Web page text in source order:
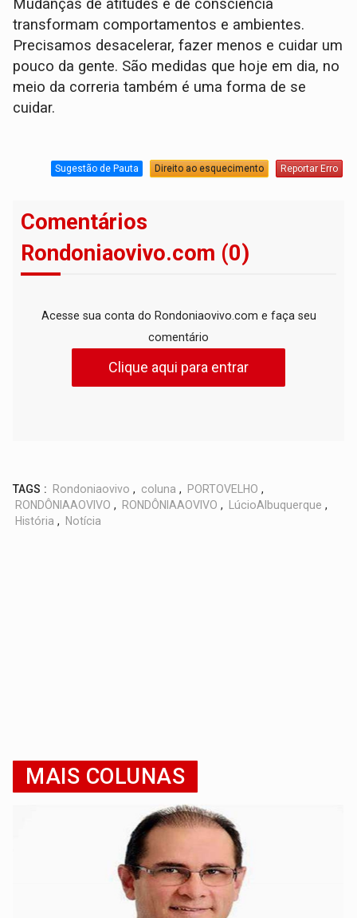
Mudanças de atitudes e de consciência
transformam comportamentos e ambientes.
Precisamos desacelerar, fazer menos e cuidar um
pouco da gente. São medidas que hoje em dia, no
meio da correria também é uma forma de se
cuidar.
Sugestão de Pauta Direito ao esquecimento Reportar Erro
Comentários
Rondoniaovivo.com (0)
Acesse sua conta do Rondoniaovivo.com e faça seu
comentário
Clique aqui para entrar
TAGS : Rondoniaovivo , coluna , PORTOVELHO ,
RONDÔNIAAOVIVO , RONDÔNIAAOVIVO , LúcioAlbuquerque ,
História , Notícia
MAIS COLUNAS